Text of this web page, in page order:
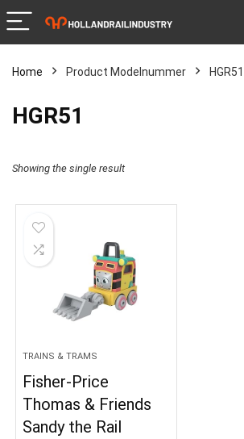
Home Product Modelnummer ‎HGR51
‎HGR51
Showing the single result
TRAINS & TRAMS
Fisher-Price
Thomas & Friends
Sandy the Rail